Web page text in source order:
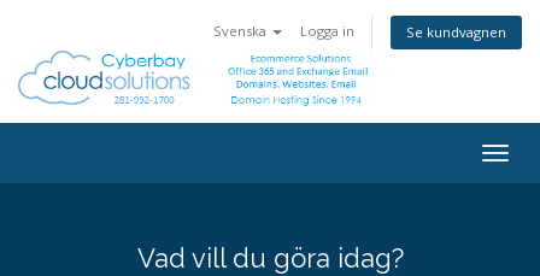
Svenska Logga in Se kundvagnen
Vad vill du göra idag?